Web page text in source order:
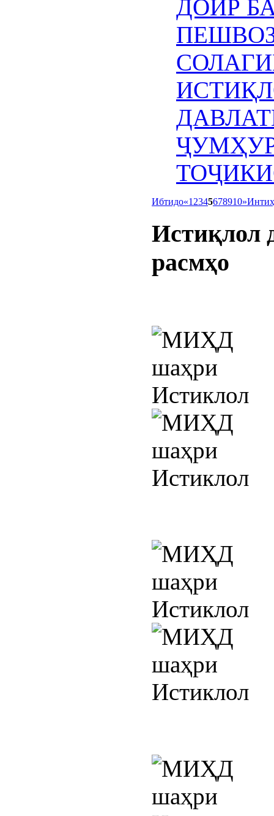
ДОИР
Ибтидо«1 2345678910»
Истиқлол
расмҳо